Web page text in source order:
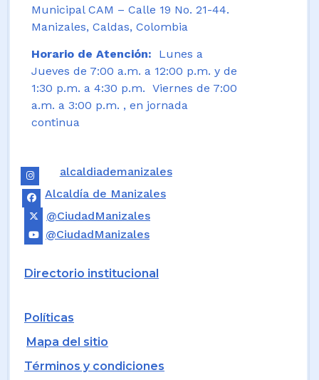
Municipal CAM – Calle 19 No. 21-44.
Manizales, Caldas, Colombia
Horario de Atención: Lunes a
Jueves de 7:00 a.m. a 12:00 p.m. y de
1:30 p.m. a 4:30 p.m. Viernes de 7:00
a.m. a 3:00 p.m. , en jornada
continua
alcaldiademanizales
Alcaldía de Manizales
@CiudadManizales
@CiudadManizales
Directorio institucional
Políticas
Mapa del sitio
Términos y condiciones